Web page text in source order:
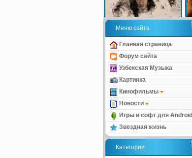
Меню сайта
Главная страница
Форум сайта
Узбекская Музыка
Картинка
Кинофильмы
Новости
Игры и софт для Android
Звездная жизнь
Категории